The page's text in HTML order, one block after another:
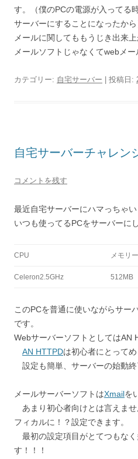
す。（僕のPCの電源が入ってる
サーバーにすることになったから
メールに関してももうじき出来
メールソフトじゃなくてwebメー
カテゴリー: 自宅サーバー | 投稿日:
自宅サーバーチャレン
コメントを残す
最近自宅サーバーにハマっちゃい
いつも使ってるPCをサーバーに
CPU メモリー
Celeron2.5GHz 512MB
このPCを普通に使いながらサー
です。
WebサーバーソフトとしてはAN
AN HTTPDは初心者にとって
設定も簡単、サーバーの始動終
メールサーバーソフトはXmailを
あまり初心者向けとは言えま
フィカルに！？設定できます。
最初の設定項目がとてつもな
す！！！